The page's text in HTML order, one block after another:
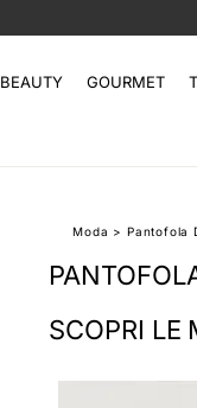
BEAUTY GOURMET
Moda > Pantofola
SCOPRI LE